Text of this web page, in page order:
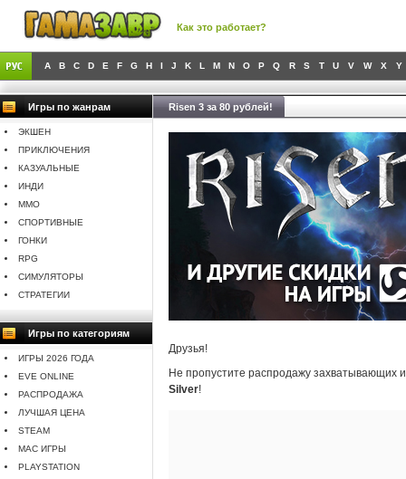
Как это работает?
A B C D E F G H I J K L M N O P Q R S T U V W X Y
Игры по жанрам
ЭКШЕН
ПРИКЛЮЧЕНИЯ
КАЗУАЛЬНЫЕ
ИНДИ
MMO
СПОРТИВНЫЕ
ГОНКИ
RPG
СИМУЛЯТОРЫ
СТРАТЕГИИ
Игры по категориям
ИГРЫ 2026 ГОДА
EVE ONLINE
РАСПРОДАЖА
ЛУЧШАЯ ЦЕНА
STEAM
MAC ИГРЫ
PLAYSTATION
Risen 3 за 80 рублей!
Друзья!
Не пропустите распродажу захватывающих
Silver!